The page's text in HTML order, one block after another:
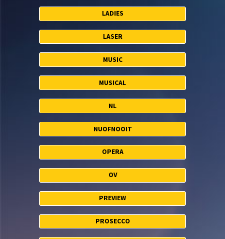
LADIES
LASER
MUSIC
MUSICAL
NL
NUOFNOOIT
OPERA
OV
PREVIEW
PROSECCO